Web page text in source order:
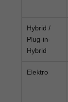
Hybrid /
Plug-in-
Hybrid
Elektro